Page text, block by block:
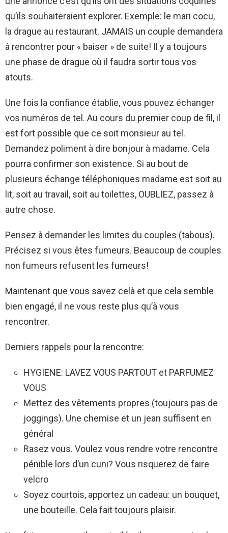
qu’ils souhaiteraient explorer. Exemple: le mari cocu,
la drague au restaurant. JAMAIS un couple demandera
à rencontrer pour « baiser » de suite! Il y a toujours
une phase de drague où il faudra sortir tous vos
atouts.
Une fois la confiance établie, vous pouvez échanger
vos numéros de tel. Au cours du premier coup de fil, il
est fort possible que ce soit monsieur au tel.
Demandez poliment à dire bonjour à madame. Cela
pourra confirmer son existence. Si au bout de
plusieurs échange téléphoniques madame est soit au
lit, soit au travail, soit au toilettes, OUBLIEZ, passez à
autre chose.
Pensez à demander les limites du couples (tabous).
Précisez si vous êtes fumeurs. Beaucoup de couples
non fumeurs refusent les fumeurs!
Maintenant que vous savez celà et que cela semble
bien engagé, il ne vous reste plus qu’à vous
rencontrer.
Derniers rappels pour la rencontre:
HYGIENE: LAVEZ VOUS PARTOUT et PARFUMEZ
VOUS
Mettez des vêtements propres (toujours pas de
joggings). Une chemise et un jean suffisent en
général
Rasez vous. Voulez vous rendre votre rencontre
pénible lors d’un cuni? Vous risquerez de faire
velcro
Soyez courtois, apportez un cadeau: un bouquet,
une bouteille. Cela fait toujours plaisir.